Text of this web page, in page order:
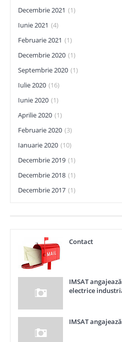
Decembrie 2021 (1)
Iunie 2021 (4)
Februarie 2021 (1)
Decembrie 2020 (1)
Septembrie 2020 (1)
Iulie 2020 (16)
Iunie 2020 (1)
Aprilie 2020 (1)
Februarie 2020 (3)
Ianuarie 2020 (10)
Decembrie 2019 (1)
Decembrie 2018 (1)
Decembrie 2017 (1)
Contact
IMSAT
electrice
IMSAT